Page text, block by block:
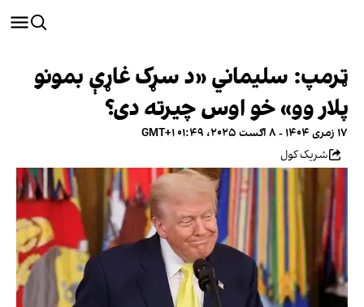
ټرمپ: سلیماني «د سړک غاړې بمونو
پلار وو» خو اوس چیرته دی؟
۱۷ زمری ۱۴۰۴ - ۸ اګست ۲۰۲۵، ۰۱:۴۹ GMT+۱
شریک کول